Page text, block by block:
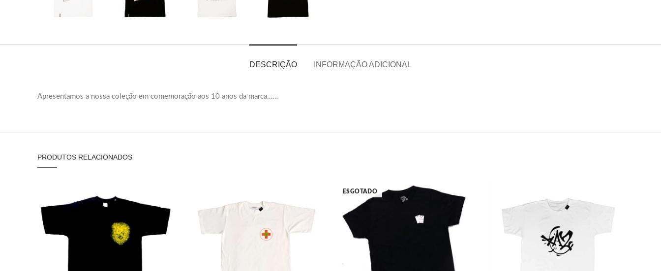
DESCRIÇÃO INFORMAÇÃO ADICIONAL
Apresentamos a nossa coleção em comemoração aos 10 anos da marca……
PRODUTOS RELACIONADOS
ESGOTADO